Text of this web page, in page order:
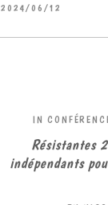
2024/06/12
IN
Résistantes
indépendants